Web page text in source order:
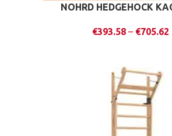
NOHRD HEDGEHOCK
€393.58 – €705.62